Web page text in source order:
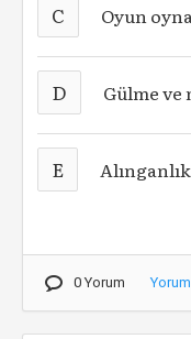
C Oyun
D Gülme ve
E
0 Yorum